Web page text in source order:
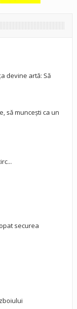
devine artă: Să
să muncești ca un
securea